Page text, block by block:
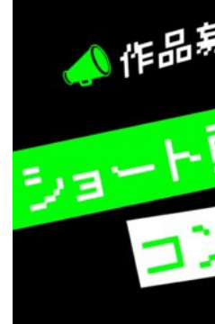
ョ
ン